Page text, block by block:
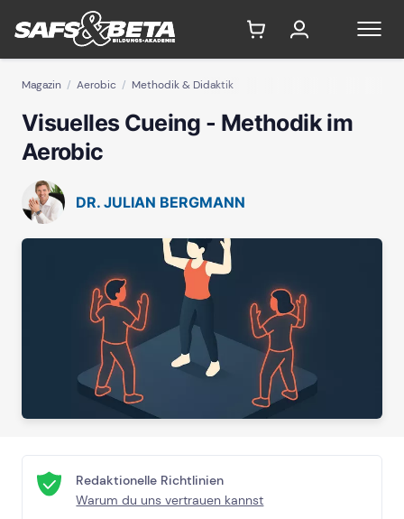
Magazin Aerobic Methodik & Didaktik
Visuelles Cueing - Methodik im
Aerobic
DR. JULIAN BERGMANN
Redaktionelle Richtlinien
Warum du uns vertrauen kannst